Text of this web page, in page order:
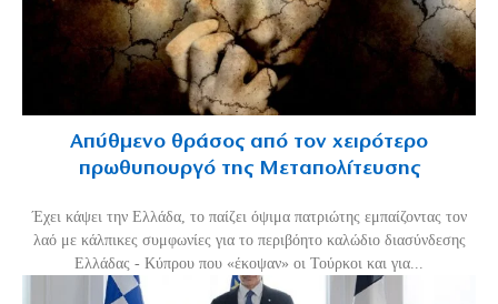
Απύθμενο θράσος από τον χειρότερο
πρωθυπουργό της Μεταπολίτευσης
Έχει κάψει την Ελλάδα, το παίζει όψιμα πατριώτης εμπαίζοντας τον
λαό με κάλπικες συμφωνίες για το περιβόητο καλώδιο διασύνδεσης
Ελλάδας - Κύπρου που «έκοψαν» οι Τούρκοι και για...